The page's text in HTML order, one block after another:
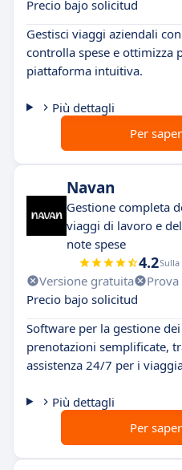
Precio bajo solicitud
Gestisci viaggi aziendali
controlla spese e ottimizza
piattaforma intuitiva.
Più dettagli
Per
Navan
Gestione completa
viaggi di lavoro e
note spese
4.2Sulla
Versione gratuita
Precio bajo solicitud
Software per la gestione
prenotazioni semplificate,
assistenza 24/7 per i
Più dettagli
Per